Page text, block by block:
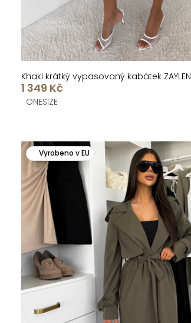
ů
Khaki krátký vypasovaný kabátek ZAYLEN
1 349 Kč
ONESIZE
Vyrobeno v EU